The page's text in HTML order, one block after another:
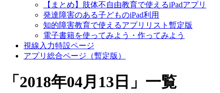
【まとめ】肢体不自由教育で使えるiPadアプリ
発達障害のある子どものiPad利用
知的障害教育で使えるアプリリスト暫定版
電子書籍を使ってみよう・作ってみよう
視線入力特設ページ
アプリ総合ページ（暫定版）
「 2018年04月13日 」 一覧